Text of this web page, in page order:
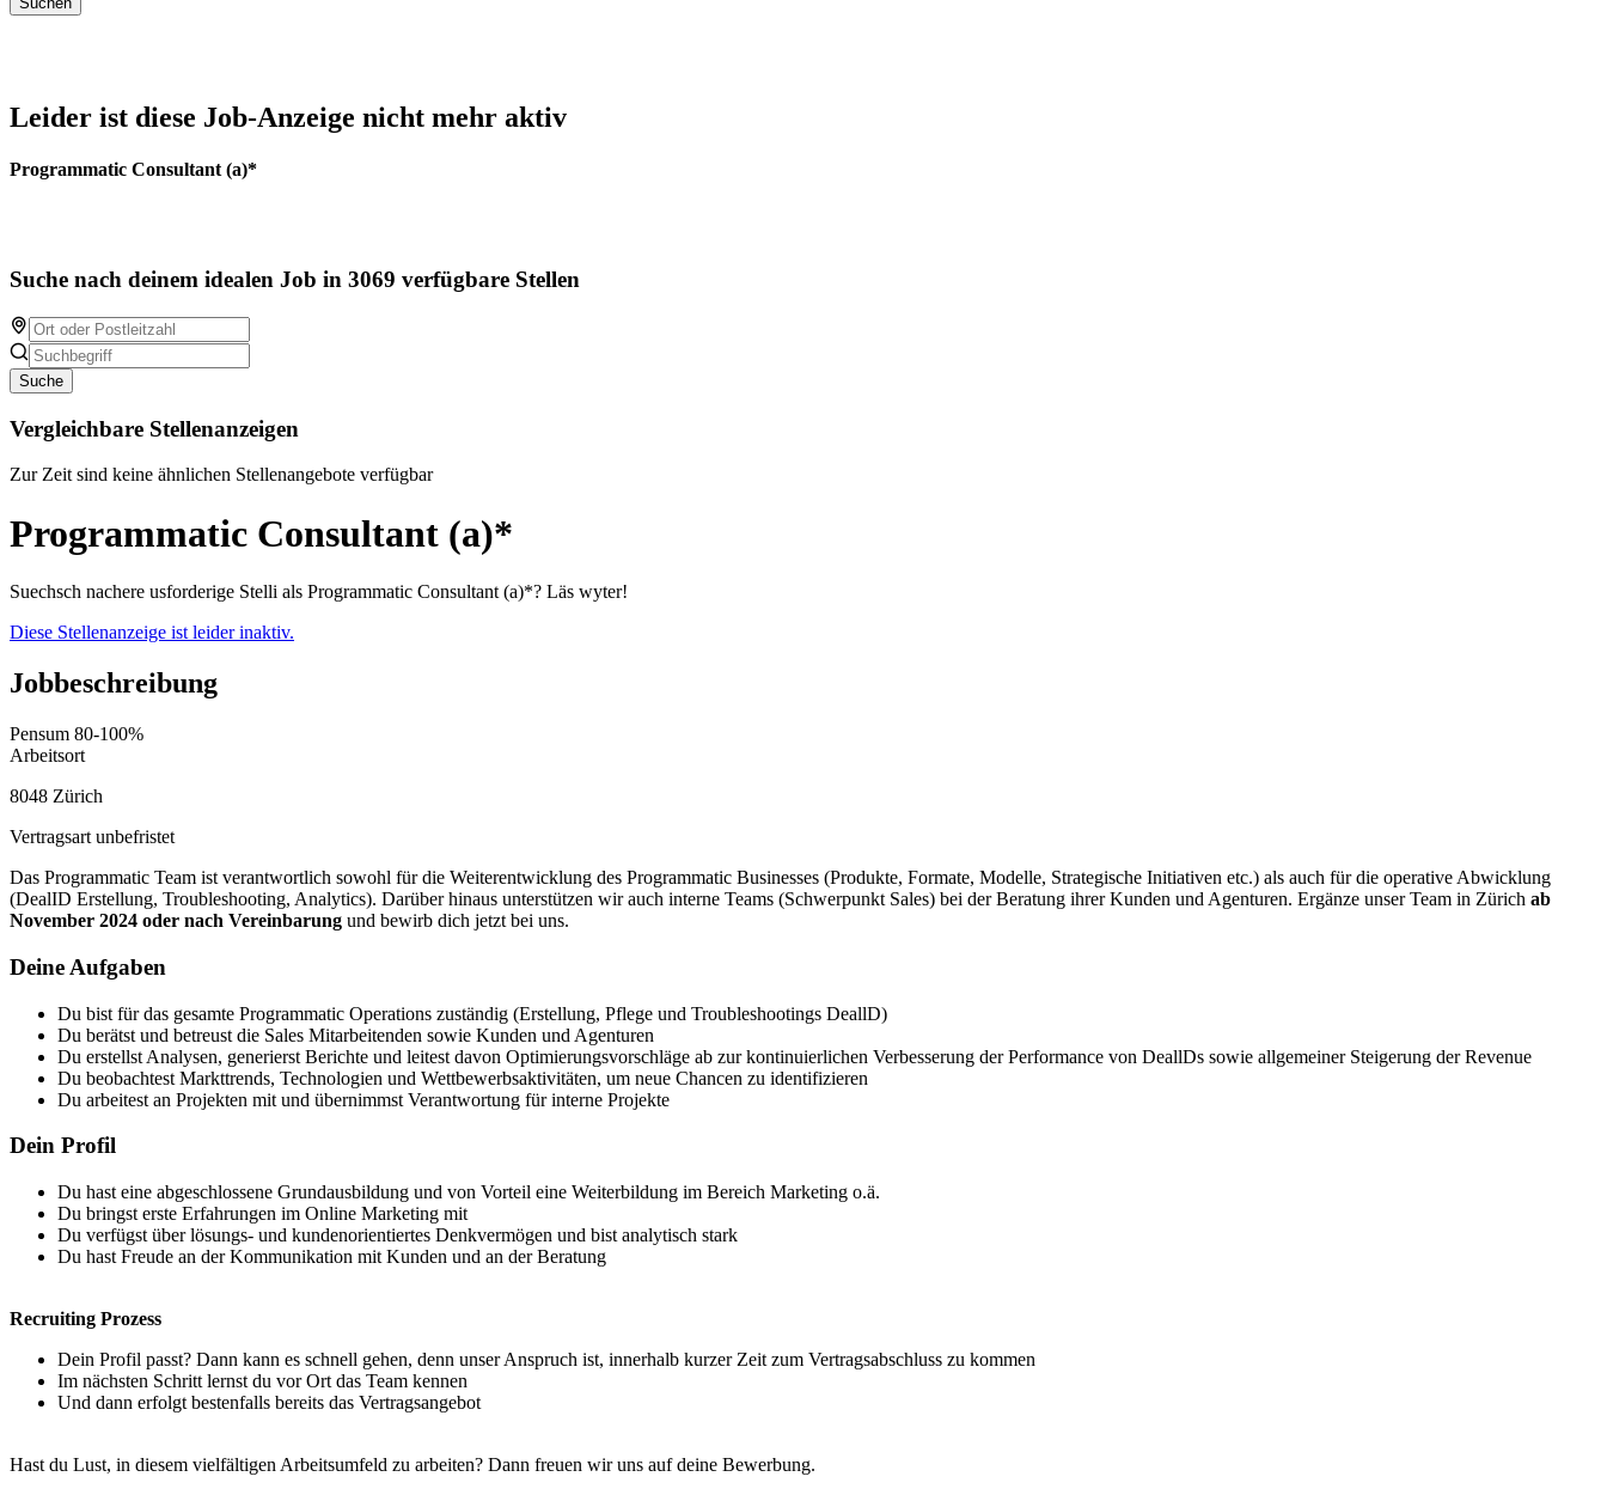
Leider ist diese Job-Anzeige nicht mehr aktiv
Programmatic Consultant (a)*
Suche nach deinem idealen Job in 3069 verfügbare Stellen
Suche
Vergleichbare Stellenanzeigen
Zur Zeit sind keine ähnlichen Stellenangebote verfügbar
Programmatic Consultant (a)*
Suechsch nachere usforderige Stelli als Programmatic Consultant (a)*? Läs wyter!
Diese Stellenanzeige ist leider inaktiv.
Jobbeschreibung
Pensum 80-100%
Arbeitsort
8048 Zürich
Vertragsart unbefristet
Das Programmatic Team ist verantwortlich sowohl für die Weiterentwicklung des Programmatic Businesses (Produkte, Formate, Modelle, Strategische Initiativen etc.) als auch für die operative Abwicklung
(DealID Erstellung, Troubleshooting, Analytics). Darüber hinaus unterstützen wir auch interne Teams (Schwerpunkt Sales) bei der Beratung ihrer Kunden und Agenturen. Ergänze unser Team in Zürich ab
November 2024 oder nach Vereinbarung und bewirb dich jetzt bei uns.
Deine Aufgaben
Du bist für das gesamte Programmatic Operations zuständig (Erstellung, Pflege und Troubleshootings DeallD)
Du berätst und betreust die Sales Mitarbeitenden sowie Kunden und Agenturen
Du erstellst Analysen, generierst Berichte und leitest davon Optimierungsvorschläge ab zur kontinuierlichen Verbesserung der Performance von DeallDs sowie allgemeiner Steigerung der Revenue
Du beobachtest Markttrends, Technologien und Wettbewerbsaktivitäten, um neue Chancen zu identifizieren
Du arbeitest an Projekten mit und übernimmst Verantwortung für interne Projekte
Dein Profil
Du hast eine abgeschlossene Grundausbildung und von Vorteil eine Weiterbildung im Bereich Marketing o.ä.
Du bringst erste Erfahrungen im Online Marketing mit
Du verfügst über lösungs- und kundenorientiertes Denkvermögen und bist analytisch stark
Du hast Freude an der Kommunikation mit Kunden und an der Beratung
Recruiting Prozess
Dein Profil passt? Dann kann es schnell gehen, denn unser Anspruch ist, innerhalb kurzer Zeit zum Vertragsabschluss zu kommen
Im nächsten Schritt lernst du vor Ort das Team kennen
Und dann erfolgt bestenfalls bereits das Vertragsangebot
Hast du Lust, in diesem vielfältigen Arbeitsumfeld zu arbeiten? Dann freuen wir uns auf deine Bewerbung.